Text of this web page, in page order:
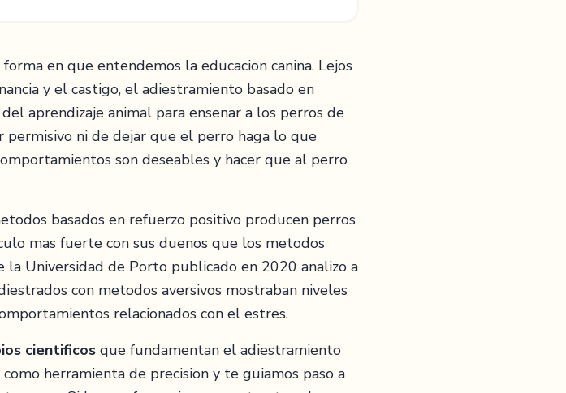
en que entendemos la educacion canina. Lejos
y el castigo, el adiestramiento basado en
aprendizaje animal para ensenar a los perros de
permisivo ni de dejar que el perro haga lo que
son deseables y hacer que al perro
basados en refuerzo positivo producen perros
mas fuerte con sus duenos que los metodos
la Universidad de Porto publicado en 2020 analizo a
con metodos aversivos mostraban niveles
relacionados con el estres.
cientificos que fundamentan el adiestramiento
como herramienta de precision y te guiamos paso a